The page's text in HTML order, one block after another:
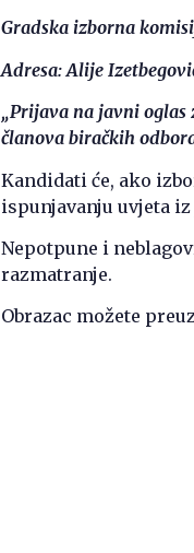
Gradska izborna
Adresa: Alije
„Prijava na javni
članova biračkih
Kandidati će, ako
ispunjavanju uvjeta
Nepotpune i
razmatranje.
Obrazac možete